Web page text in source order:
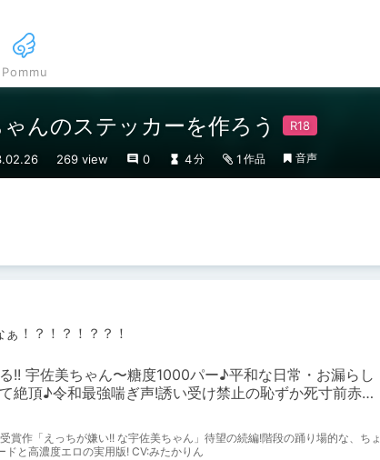
Pommu
んのステッカーを作ろう
269 view 0 4分 1 作品 音声
!! 宇佐美ちゃん〜糖度1000パー♪平和な日常・お漏らし
絶頂♪令和最強喘ぎ声!誘い受け禁止の恥ずか死寸前赤面
賞作「えっちが嫌い!! な宇佐美ちゃん」待望の続編!階段の踊り場的な、ちょ
ドと高濃度エロの実用版! CV:みたかりん